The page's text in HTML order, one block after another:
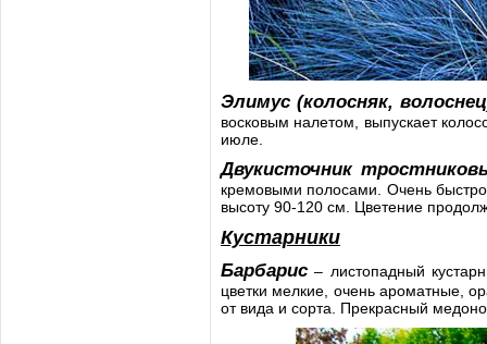
Элимус (колосняк,
восковым налетом, выпускает
июле.
Двукисточник
кремовыми полосами. Очень быстро
высоту 90-120 см. Цветение
Кустарники
Барбарис – листопадный
цветки мелкие, очень ароматные,
от вида и сорта. Прекрасный